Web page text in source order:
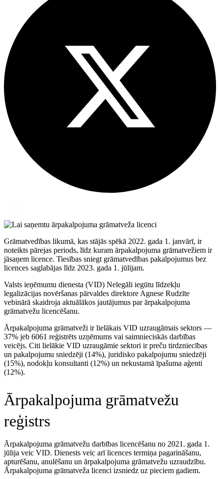
Grāmatvedības likumā, kas stājās spēkā 2022. gada 1. janvārī, ir
noteikts pārejas periods, līdz kuram ārpakalpojuma grāmatvežiem ir
jāsaņem licence. Tiesības sniegt grāmatvedības pakalpojumus bez
licences saglabājas līdz 2023. gada 1. jūlijam.
Valsts ieņēmumu dienesta (VID) Nelegāli iegūtu līdzekļu
legalizācijas novēršanas pārvaldes direktore Agnese Rudzīte
vebinārā skaidroja aktuālākos jautājumus par ārpakalpojuma
grāmatvežu licencēšanu.
Ārpakalpojuma grāmatveži ir lielākais VID uzraugāmais sektors —
37% jeb 6061 reģistrēts uzņēmums vai saimnieciskās darbības
veicējs. Citi lielākie VID uzraugāmie sektori ir preču tirdzniecības
un pakalpojumu sniedzēji (14%), juridisko pakalpojumu sniedzēji
(15%), nodokļu konsultanti (12%) un nekustamā īpašuma aģenti
(12%).
Ārpakalpojuma grāmatvežu
reģistrs
Ārpakalpojuma grāmatvežu darbības licencēšanu no 2021. gada 1.
jūlija veic VID. Dienests veic arī licences termiņa pagarināšanu,
apturēšanu, anulēšanu un ārpakalpojuma grāmatvežu uzraudzību.
Ārpakalpojuma grāmatveža licenci izsniedz uz pieciem gadiem.